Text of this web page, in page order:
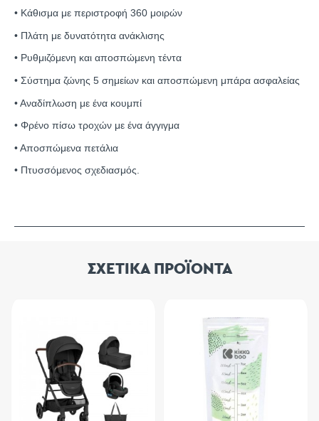
• Κάθισμα με περιστροφή 360 μοιρών
• Πλάτη με δυνατότητα ανάκλισης
• Ρυθμιζόμενη και αποσπώμενη τέντα
• Σύστημα ζώνης 5 σημείων και αποσπώμενη μπάρα ασφαλείας
• Αναδίπλωση με ένα κουμπί
• Φρένο πίσω τροχών με ένα άγγιγμα
• Αποσπώμενα πετάλια
• Πτυσσόμενος σχεδιασμός.
ΣΧΕΤΙΚΑ ΠΡΟΪΟΝΤΑ